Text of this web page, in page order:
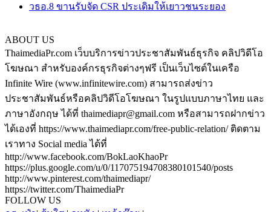
วธอ.8 ขานรับจัด CSR ประเดิมให้เยาวชนระยอง
ABOUT US
ThaimediaPr.com เว็บบริการข่าวประชาสัมพันธ์ธุรกิจ คลิปวิดีโอ
โฆษณา สำหรับองค์กรธุรกิจต่างๆฟรี เป็นเว็บไซต์ในเครือ
Infinite Wire (www.infinitewire.com) สามารถส่งข่าว
ประชาสัมพันธ์หรือคลิปวิดีโอโฆษณา ในรูปแบบภาษาไทย และ
ภาษาอังกฤษ ได้ที่ thaimediapr@gmail.com หรือสามารถฝากข่าว
ได้เองที่ https://www.thaimediapr.com/free-public-relation/ ติดตาม
เราทาง Social media ได้ที่
http://www.facebook.com/BokLaoKhaoPr
https://plus.google.com/u/0/117075194708380101540/posts
http://www.pinterest.com/thaimediapr/
https://twitter.com/ThaimediaPr
FOLLOW US